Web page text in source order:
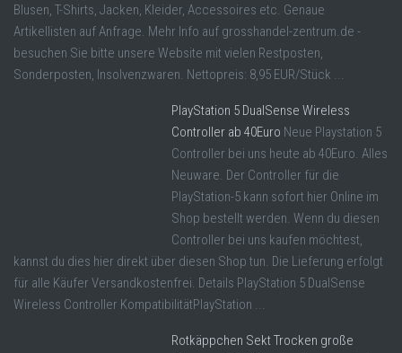
Blusen, T-Shirts, Jacken, Kleider, Accessoires etc. Genaue
Artikellisten auf Anfrage. Mehr Info auf grosshandel-zentrum.de -
besuchen Sie bitte unsere Website mit vielen Restposten,
Sonderposten, Insolvenzwaren. Nettopreis: 8,95 EUR/Stück ...
PlayStation 5 DualSense Wireless
Controller ab 40Euro Neue Playstation 5
Controller bei uns heute ab 40Euro. Alles
Neuware. Der Controller für die
PlayStation-5 kann sofort hier Online im
Shop bestellt werden. Wenn du diesen
Controller bei uns kaufen möchtest,
kannst du dies hier direkt über diesen Shop tun. Die Lieferung erfolgt
für alle Käufer Versandkostenfrei. Details PlayStation 5 DualSense
Wireless Controller KompatibilitätPlayStation ...
Rotkäppchen Sekt Trocken große